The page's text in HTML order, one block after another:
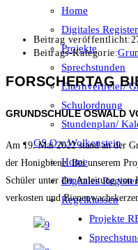
Home
Digitales
Projekte
Sprechstunden
Elternvertreter/
Schulordnung
Stundenplan/
GS O.v.Wolkenstein
Home
Digitales
Regelklassen
Projekte
Beitrag veröffentlicht:
Beitrags-Kategorie:
FORSCHERTAG
GRUNDSCHULE OSWALD
Am 19. Mai 2022 stand an der
der Honigbiene. Bei unserem
Schüler unter der Anleitung von
verkosten und